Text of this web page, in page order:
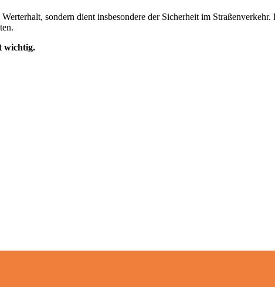
sondern dient insbesondere der Sicherheit im
wichtig.